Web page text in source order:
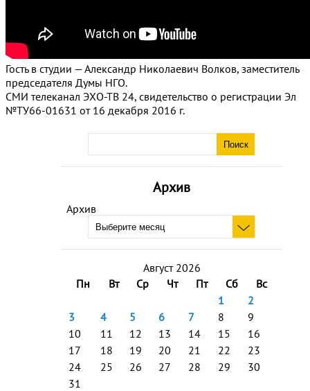
Архив
Архив
Август 2026
Пн
Вт Ср Чт Пт Сб
Вс
1
2
3
4 5 6 7 8
9
10
11 12 13 14 15
16
17
18 19 20 21 22
23
24
25 26 27 28 29
30
31
Гость в студии — Александр Николаевич Волков, заместитель
председателя Думы НГО.
СМИ телеканал ЭХО-ТВ 24, свидетельство о регистрации Эл
№ТУ66-01631 от 16 декабря 2016 г.